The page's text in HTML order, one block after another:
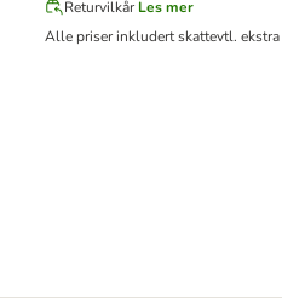
Returvilkår Les mer
Alle priser inkludert skattevtl. ekstra